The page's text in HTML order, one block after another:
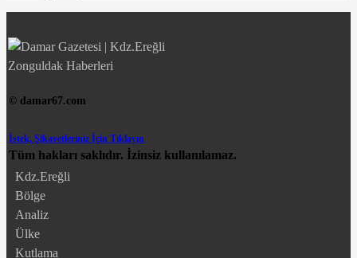
© damar67.com
İstek, Şikayetleriniz İçin Tıklayın
Tüm hakları saklıdır. İzinsiz kullanılamaz.
Kdz.Ereğli
Bölge
Analiz
Ülke
Kutlama